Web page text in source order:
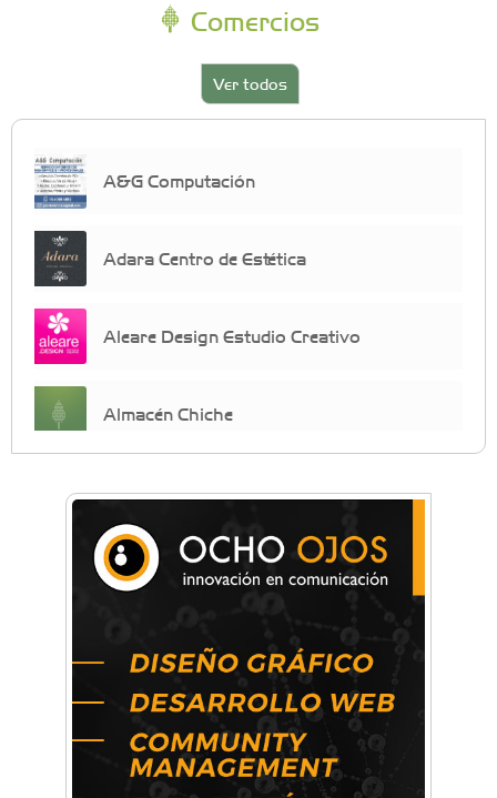
Comercios
Ver todos
A&G Computación
Adara Centro de Estética
Aleare Design Estudio Creativo
Almacén Chiche
crecimiento personal
Arq. Horacio Alejandro Sánchez
Artística ApasionArte